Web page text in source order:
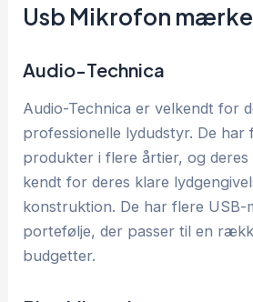
Usb Mikrofon
Audio-Technica
Audio-Technica er velkendt for
professionelle lydudstyr. De har
produkter i flere årtier, og
kendt for deres klare
konstruktion. De har flere USB-
portefølje, der passer til en
budgetter.